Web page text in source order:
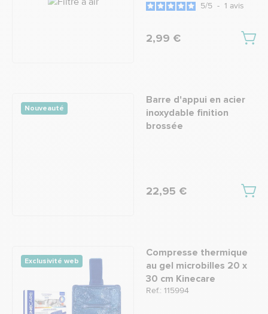
5/5 - 1 avis
2,99 €
Nouveauté
Barre d'appui en acier
inoxydable finition
brossée
22,95 €
Exclusivité web
Compresse thermique
au gel microbilles 20 x
30 cm Kinecare
Ref.: 115994